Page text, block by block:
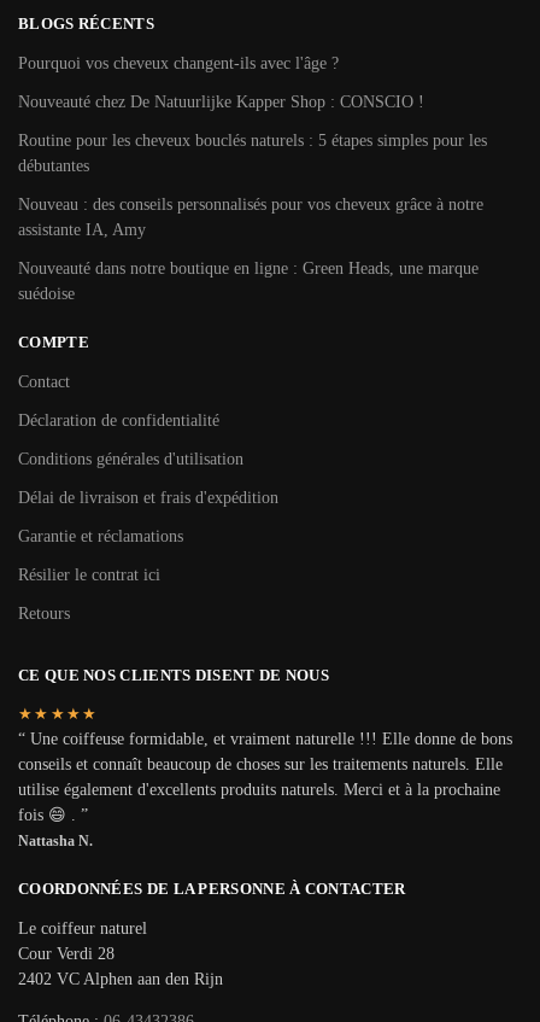
BLOGS RÉCENTS
Pourquoi vos cheveux changent-ils avec l'âge ?
Nouveauté chez De Natuurlijke Kapper Shop : CONSCIO !
Routine pour les cheveux bouclés naturels : 5 étapes simples pour les
débutantes
Nouveau : des conseils personnalisés pour vos cheveux grâce à notre
assistante IA, Amy
Nouveauté dans notre boutique en ligne : Green Heads, une marque
suédoise
COMPTE
Contact
Déclaration de confidentialité
Conditions générales d'utilisation
Délai de livraison et frais d'expédition
Garantie et réclamations
Résilier le contrat ici
Retours
CE QUE NOS CLIENTS DISENT DE NOUS
★★★★★
“ Une coiffeuse formidable, et vraiment naturelle !!! Elle donne de bons
conseils et connaît beaucoup de choses sur les traitements naturels. Elle
utilise également d'excellents produits naturels. Merci et à la prochaine
fois 😄 . ”
Nattasha N.
COORDONNÉES DE LA PERSONNE À CONTACTER
Le coiffeur naturel
Cour Verdi 28
2402 VC Alphen aan den Rijn